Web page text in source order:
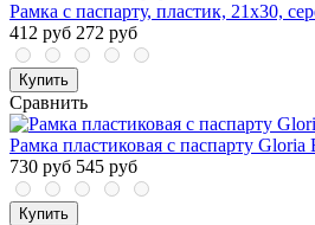
Рамка с паспарту, пластик, 21х30,
412 руб 272 руб
Купить
Сравнить
Рамка пластиковая с паспарту Gloria
730 руб 545 руб
Купить